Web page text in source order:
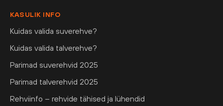
KASULIK INFO
Kuidas valida suverehve?
Kuidas valida talverehve?
Parimad suverehvid 2025
Parimad talverehvid 2025
Rehviinfo – rehvide tähised ja lühendid